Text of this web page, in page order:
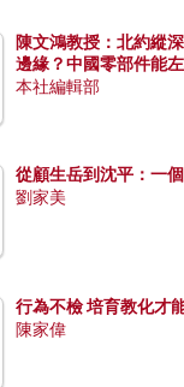
陳文鴻教授：北約縱
邊緣？中國零部件能
本社編輯部
從顧生岳到沈平：一
劉家美
行為不檢 培育教化才
陳家偉